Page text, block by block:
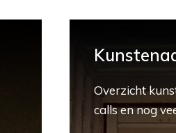
Overzicht
calls en nog